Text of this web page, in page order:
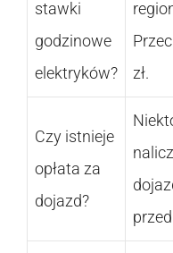
stawki
godzinowe
elektryków?
zł.
Czy istnieje
opłata za
dojazd?